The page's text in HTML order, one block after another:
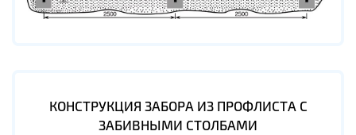
КОНСТРУКЦИЯ ЗАБОРА ИЗ ПРОФЛИСТА С
ЗАБИВНЫМИ СТОЛБАМИ